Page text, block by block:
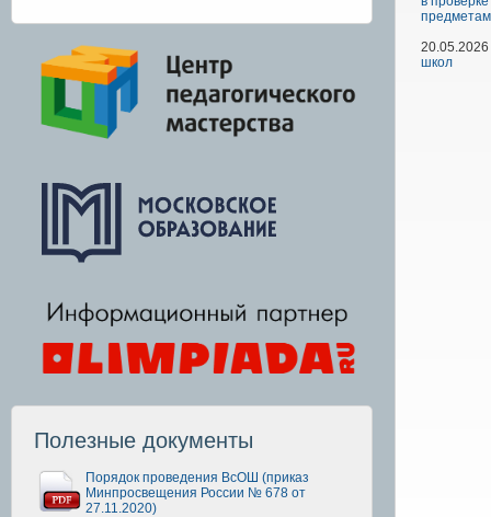
Полезные документы
Порядок проведения ВсОШ (приказ
Минпросвещения России № 678 от
27.11.2020)
предметам
20.05.2026
школ